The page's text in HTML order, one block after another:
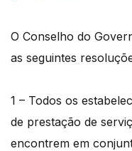
O Conselho do
as seguintes
1 – Todos os
de prestação de
encontrem em